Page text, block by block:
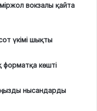
вокзалы қайта
үкімі шықты
көшті
нысандарды